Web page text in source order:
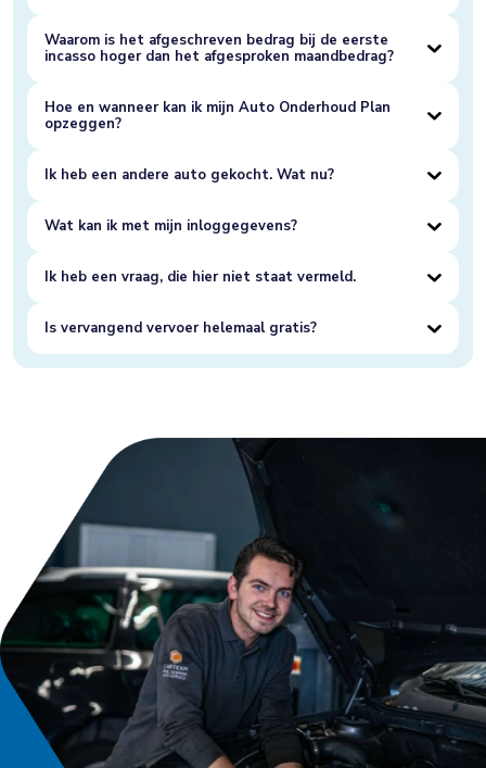
Waarom is het afgeschreven bedrag bij de eerste
incasso hoger dan het afgesproken maandbedrag?
Hoe en wanneer kan ik mijn Auto Onderhoud Plan
opzeggen?
Ik heb een andere auto gekocht. Wat nu?
Wat kan ik met mijn inloggegevens?
Ik heb een vraag, die hier niet staat vermeld.
Is vervangend vervoer helemaal gratis?